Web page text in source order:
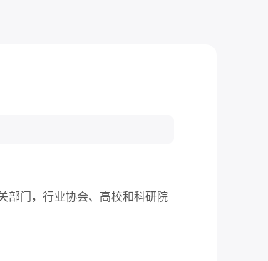
部门，行业协会、高校和科研院